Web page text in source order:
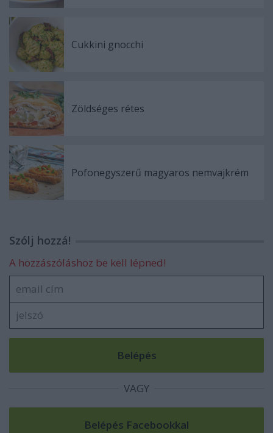
Cukkini gnocchi
Zöldséges rétes
Pofonegyszerű magyaros nemvajkrém
Szólj hozzá!
A hozzászóláshoz be kell lépned!
VAGY